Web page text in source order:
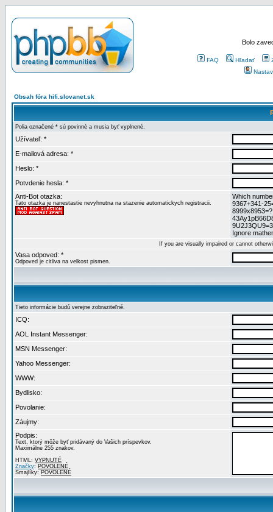
Bolo
FAQ Hľadať
Obsah fóra hifi.slovanet.sk
Polia označené * sú povinné a musia byť vyplnené.
Užívateľ: *
E-mailová adresa: *
Heslo: *
Potvdenie hesla: *
Anti-Bot otazka:
Tato otazka je nanestastie nevyhnutna na stazenie automatickych registracii.
Which
9367+341-
8999x8953=?
Ignore
If you are visually impaired or cannot
Vasa odpoved: *
Odpoved je citliva na velkost pismen.
Tieto informácie budú verejne zobraziteľné.
ICQ:
AOL Instant Messenger:
MSN Messenger:
Yahoo Messenger:
WWW:
Bydlisko:
Povolanie:
Záujmy:
Podpis:
Text, ktorý môže byť pridávaný do Vašich príspevkov.
Maximálne 255 znakov.
HTML: VYPNUTÉ
Značky: POVOLENÉ
Smajlíky: POVOLENÉ